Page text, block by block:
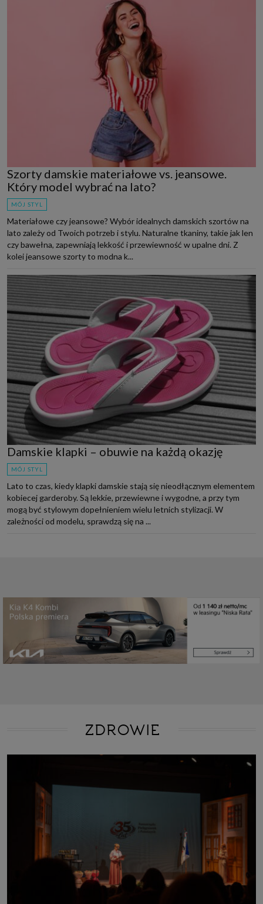
Szorty damskie materiałowe vs. jeansowe.
Który model wybrać na lato?
MÓJ STYL
Materiałowe czy jeansowe? Wybór idealnych damskich szortów na
lato zależy od Twoich potrzeb i stylu. Naturalne tkaniny, takie jak len
czy bawełna, zapewniają lekkość i przewiewność w upalne dni. Z
kolei jeansowe szorty to modna k...
Damskie klapki – obuwie na każdą okazję
MÓJ STYL
Lato to czas, kiedy klapki damskie stają się nieodłącznym elementem
kobiecej garderoby. Są lekkie, przewiewne i wygodne, a przy tym
mogą być stylowym dopełnieniem wielu letnich stylizacji. W
zależności od modelu, sprawdzą się na ...
ZDROWIE